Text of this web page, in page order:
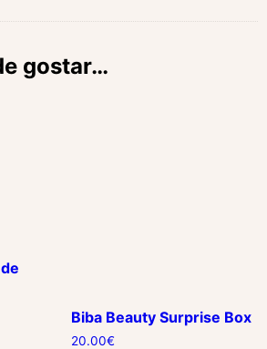
gostar…
Biba Beauty Surprise Box
20.00€